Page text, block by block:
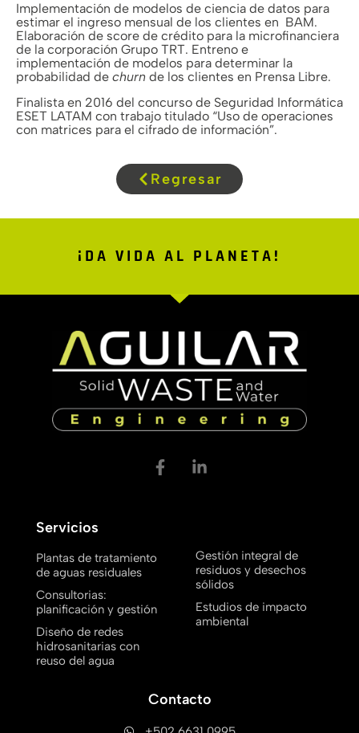
Implementación de modelos de ciencia de datos para
estimar el ingreso mensual de los clientes en BAM.
Elaboración de score de crédito para la microfinanciera
de la corporación Grupo TRT. Entreno e
implementación de modelos para determinar la
probabilidad de churn de los clientes en Prensa Libre.
Finalista en 2016 del concurso de Seguridad Informática
ESET LATAM con trabajo titulado “Uso de operaciones
con matrices para el cifrado de información”.
Regresar
¡DA VIDA AL PLANETA!
Servicios
Plantas de tratamiento
de aguas residuales
Consultorias:
planificación y gestión
Diseño de redes
hidrosanitarias con
reuso del agua
Gestión integral de
residuos y desechos
sólidos
Estudios de impacto
ambiental
Contacto